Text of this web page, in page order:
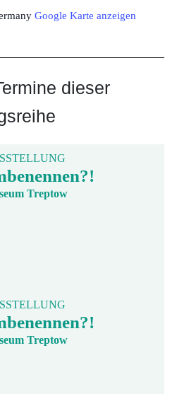
Google Karte anzeigen
dieser
Treptow
Treptow